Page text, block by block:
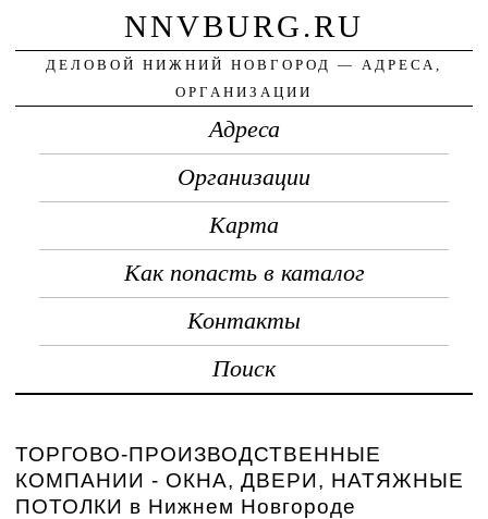
NNVBURG.RU
ДЕЛОВОЙ НИЖНИЙ НОВГОРОД — АДРЕСА,
ОРГАНИЗАЦИИ
Адреса
Организации
Карта
Как попасть в каталог
Контакты
Поиск
ТОРГОВО-ПРОИЗВОДСТВЕННЫЕ
КОМПАНИИ - ОКНА, ДВЕРИ, НАТЯЖНЫЕ
ПОТОЛКИ в Нижнем Новгороде